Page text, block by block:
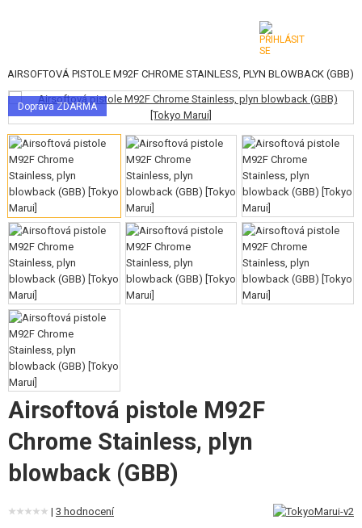
KATEGORIE
AIRSOFTOVÉ ZBRANĚ
VZDUCHOVÉ ZBRANĚ, PRAKY
GRANÁTOMETY, GRANÁTY
KULIČKY, PLYN
AKUMULÁTORY, NABÍJEČKY
ZÁSOBNÍKY, PLNIČKY
BRÝLE, MASKY
VÝSTROJ, UNIFORMY, POUZDRA
MASKOVÁNÍ, BARVY, PÁSKY
VYSÍLAČKY, HEADSETY, KAMERY
DOPLŇKY KE ZBRANÍM, POPRUHY
NÁHRADNÍ DÍLY, UPGRADE
AIRSOFTOVÁ PISTOLE M92F CHROME STAINLESS, PLYN BLOWBACK (GBB)
Doprava ZDARMA
Airsoftová pistole M92F
Chrome Stainless, plyn
blowback (GBB)
| 3 hodnocení